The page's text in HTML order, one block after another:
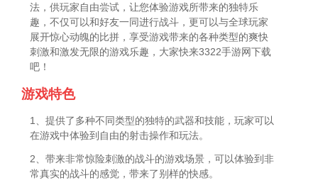
法，供玩家自由尝试，让您体验游戏所带来的独特乐
趣，不仅可以和好友一同进行战斗，更可以与全球玩家
展开惊心动魄的比拼，享受游戏带来的各种类型的爽快
刺激和激发无限的游戏乐趣，大家快来3322手游网下载
吧！
游戏特色
1、提供了多种不同类型的独特的武器和技能，玩家可以
在游戏中体验到自由的射击操作和玩法。
2、带来非常惊险刺激的战斗的游戏场景，可以体验到非
常真实的战斗的感觉，带来了别样的快感。